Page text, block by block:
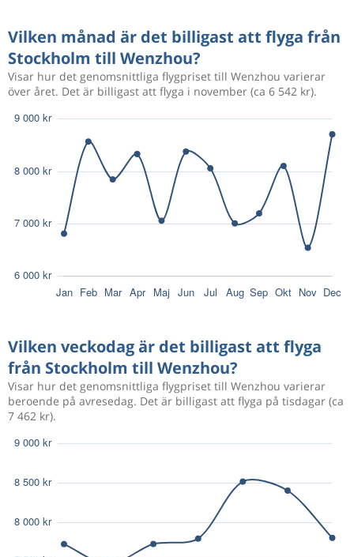
Okt 21 StockholmWenzhou
Nov 21 WenzhouStockholm
6 613 kr
Okt 21 StockholmWenzhou
Nov 21 WenzhouStockholm
Nov 9 StockholmWenzhou
Wenzhou Stockholm
7 915 kr
6 084 kr
Sep 20
Okt 21 StockholmWenzhou
Nov 21 WenzhouStockholm
6 565 kr
Nov 16
Okt 21 StockholmWenzhou
Wenzhou Stockholm
7 128 kr
Vilken månad är det billigast att flyga från
Stockholm till Wenzhou?
Visar hur det genomsnittliga flygpriset till Wenzhou varierar
över året. Det är billigast att flyga i november (ca 6 542 kr).
Vilken veckodag är det billigast att flyga
från Stockholm till Wenzhou?
Visar hur det genomsnittliga flygpriset till Wenzhou varierar
beroende på avresedag. Det är billigast att flyga på tisdagar (ca
7 462 kr).